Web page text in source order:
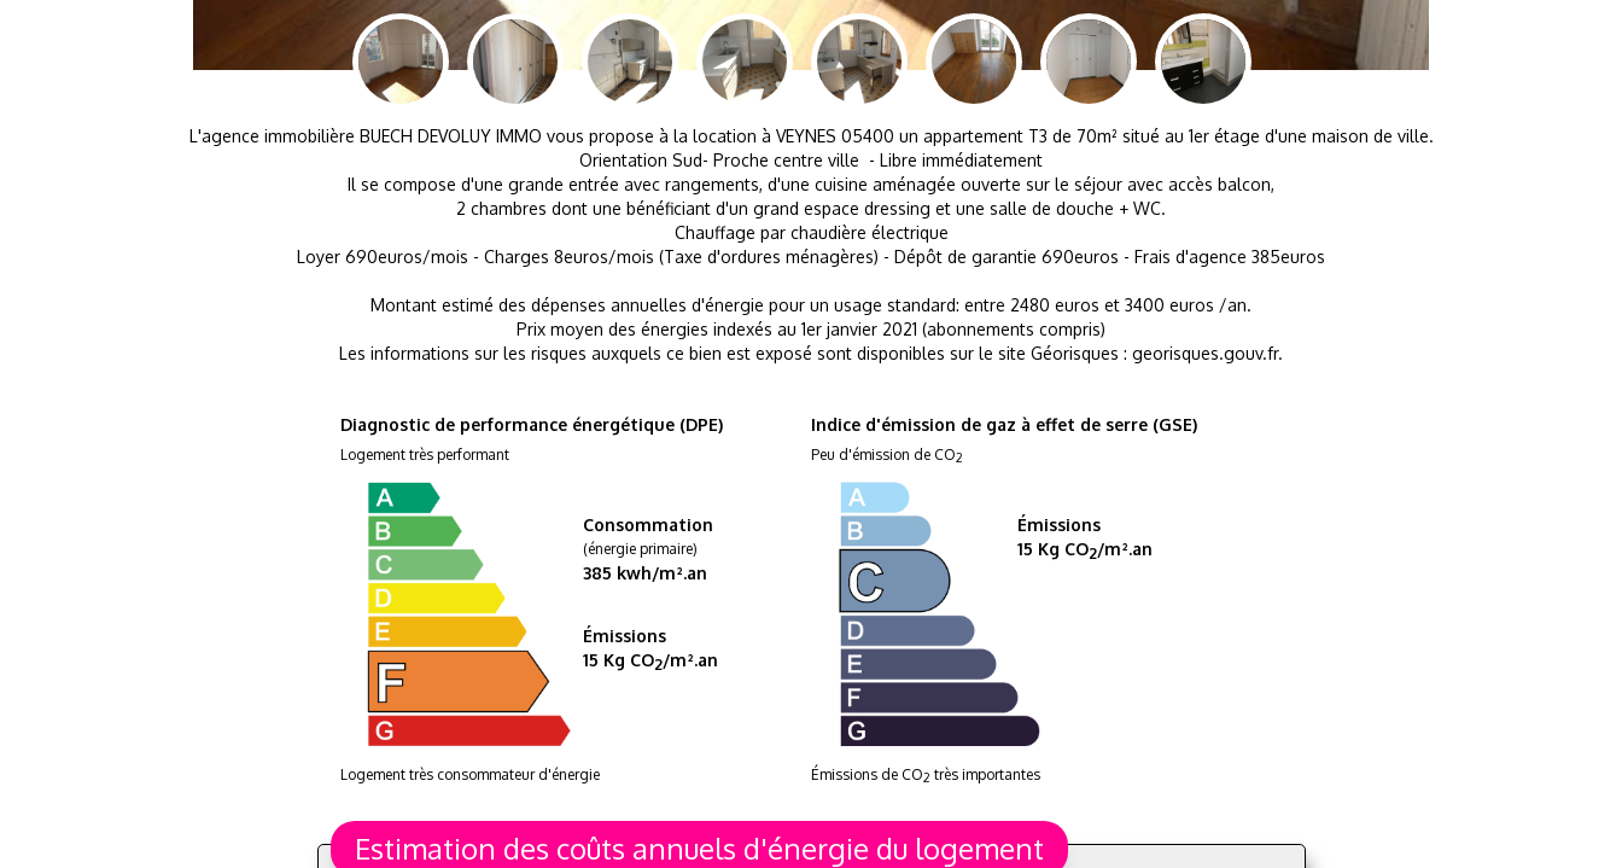
L'agence immobilière BUECH DEVOLUY IMMO vous propose à la location à VEYNES 05400 un appartement T3 de 70m² situé au 1er étage d'une maison de ville.
Orientation Sud- Proche centre ville - Libre immédiatement
Il se compose d'une grande entrée avec rangements, d'une cuisine aménagée ouverte sur le séjour avec accès balcon,
2 chambres dont une bénéficiant d'un grand espace dressing et une salle de douche + WC.
Chauffage par chaudière électrique
Loyer 690euros/mois - Charges 8euros/mois (Taxe d'ordures ménagères) - Dépôt de garantie 690euros - Frais d'agence 385euros
Montant estimé des dépenses annuelles d'énergie pour un usage standard: entre 2480 euros et 3400 euros /an.
Prix moyen des énergies indexés au 1er janvier 2021 (abonnements compris)
Les informations sur les risques auxquels ce bien est exposé sont disponibles sur le site Géorisques : georisques.gouv.fr.
Diagnostic de performance énergétique (DPE)
Logement très performant
Logement très consommateur d'énergie
Consommation
(énergie primaire)
385 kwh/m².an
Émissions
15 Kg CO2/m².an
Indice d'émission de gaz à effet de serre (GSE)
Peu d'émission de CO2
Émissions de CO2 très importantes
Émissions
15 Kg CO2/m².an
Estimation des coûts annuels d'énergie du logement